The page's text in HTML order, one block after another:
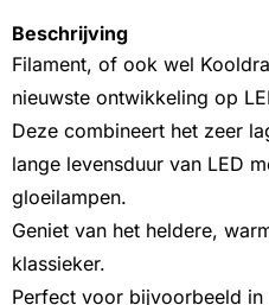
Beschrijving
Filament, of ook wel
nieuwste ontwikkeling op
Deze combineert het zeer
lange levensduur van LED
gloeilampen.
Geniet van het heldere,
klassieker.
Perfect voor bijvoorbeeld in